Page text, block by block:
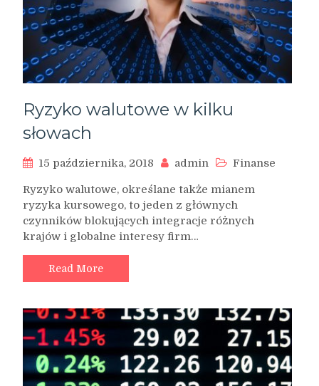
Ryzyko walutowe w kilku
słowach
15 października, 2018 admin Finanse
Ryzyko walutowe, określane także mianem
ryzyka kursowego, to jeden z głównych
czynników blokujących integracje różnych
krajów i globalne interesy firm…
Read More